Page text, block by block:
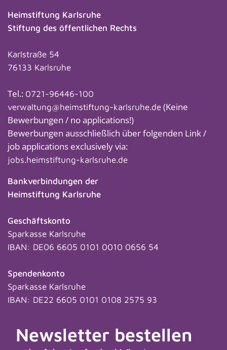
Heimstiftung Karlsruhe
Stiftung des öffentlichen Rechts
Karlstraße 54
76133 Karlsruhe
Tel.: 0721-96446-100
verwaltung@heimstiftung-karlsruhe.de (Keine
Bewerbungen / no applications!)
Bewerbungen ausschließlich über folgenden Link /
job applications exclusively via:
jobs.heimstiftung-karlsruhe.de
Bankverbindungen der
Heimstiftung Karlsruhe
Geschäftskonto
Sparkasse Karlsruhe
IBAN: DE06 6605 0101 0010 0656 54
Spendenkonto
Sparkasse Karlsruhe
IBAN: DE22 6605 0101 0108 2575 93
Newsletter bestellen